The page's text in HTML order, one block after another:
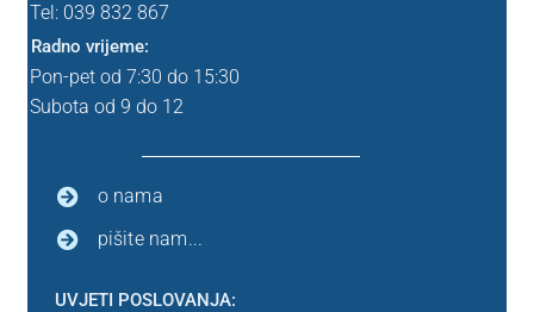
Zahvala probna
znanstvena
Tel: 039 832 867
Radno vrijeme:
Pon-pet od 7:30 do 15:30
Subota od 9 do 12
o nama
pišite nam...
UVJETI POSLOVANJA: